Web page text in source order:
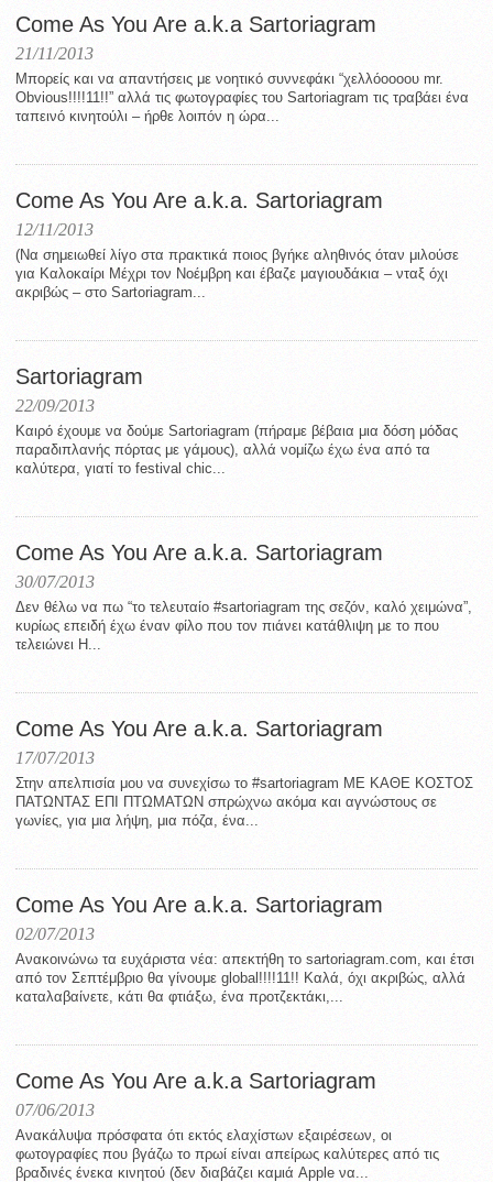
Come As You Are a.k.a Sartoriagram
21/11/2013
Μπορείς και να απαντήσεις με νοητικό συννεφάκι “χελλόοοοου mr.
Obvious!!!!11!!” αλλά τις φωτογραφίες του Sartoriagram τις τραβάει ένα
ταπεινό κινητούλι – ήρθε λοιπόν η ώρα...
Come As You Are a.k.a. Sartoriagram
12/11/2013
(Να σημειωθεί λίγο στα πρακτικά ποιος βγήκε αληθινός όταν μιλούσε
για Καλοκαίρι Μέχρι τον Νοέμβρη και έβαζε μαγιουδάκια – νταξ όχι
ακριβώς – στο Sartoriagram...
Sartoriagram
22/09/2013
Καιρό έχουμε να δούμε Sartοriagram (πήραμε βέβαια μια δόση μόδας
παραδιπλανής πόρτας με γάμους), αλλά νομίζω έχω ένα από τα
καλύτερα, γιατί το festival chic...
Come As You Are a.k.a. Sartoriagram
30/07/2013
Δεν θέλω να πω “το τελευταίο #sartoriagram της σεζόν, καλό χειμώνα”,
κυρίως επειδή έχω έναν φίλο που τον πιάνει κατάθλιψη με το που
τελειώνει Η...
Come As You Are a.k.a. Sartoriagram
17/07/2013
Στην απελπισία μου να συνεχίσω το #sartoriagram ΜΕ ΚΑΘΕ ΚΟΣΤΟΣ
ΠΑΤΩΝΤΑΣ ΕΠΙ ΠΤΩΜΑΤΩΝ σπρώχνω ακόμα και αγνώστους σε
γωνίες, για μια λήψη, μια πόζα, ένα...
Come As You Are a.k.a. Sartoriagram
02/07/2013
Ανακοινώνω τα ευχάριστα νέα: απεκτήθη το sartoriagram.com, και έτσι
από τον Σεπτέμβριο θα γίνουμε global!!!!11!! Καλά, όχι ακριβώς, αλλά
καταλαβαίνετε, κάτι θα φτιάξω, ένα προτζεκτάκι,...
Come As You Are a.k.a Sartoriagram
07/06/2013
Ανακάλυψα πρόσφατα ότι εκτός ελαχίστων εξαιρέσεων, οι
φωτογραφίες που βγάζω το πρωί είναι απείρως καλύτερες από τις
βραδινές ένεκα κινητού (δεν διαβάζει καμιά Apple να...